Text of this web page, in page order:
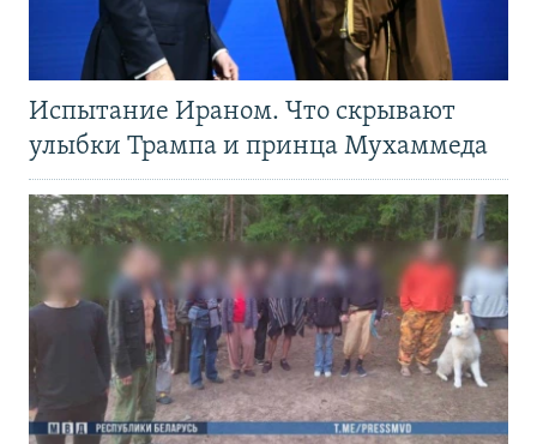
Испытание Ираном. Что скрывают
улыбки Трампа и принца Мухаммеда